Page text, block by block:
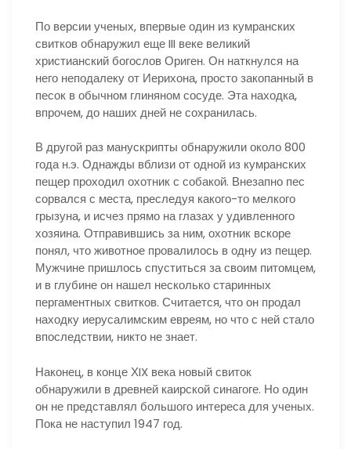
По версии ученых, впервые один из кумранских
свитков обнаружил еще III веке великий
христианский богослов Ориген. Он наткнулся на
него неподалеку от Иерихона, просто закопанный в
песок в обычном глиняном сосуде. Эта находка,
впрочем, до наших дней не сохранилась.
В другой раз манускрипты обнаружили около 800
года н.э. Однажды вблизи от одной из кумранских
пещер проходил охотник с собакой. Внезапно пес
сорвался с места, преследуя какого-то мелкого
грызуна, и исчез прямо на глазах у удивленного
хозяина. Отправившись за ним, охотник вскоре
понял, что животное провалилось в одну из пещер.
Мужчине пришлось спуститься за своим питомцем,
и в глубине он нашел несколько старинных
пергаментных свитков. Считается, что он продал
находку иерусалимским евреям, но что с ней стало
впоследствии, никто не знает.
Наконец, в конце ХIX века новый свиток
обнаружили в древней каирской синагоге. Но один
он не представлял большого интереса для ученых.
Пока не наступил 1947 год.